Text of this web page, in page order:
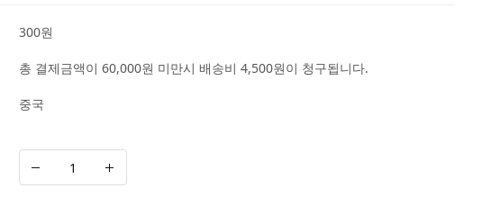
300원
총 결제금액이 60,000원 미만시 배송비 4,500원이 청구됩니다.
중국